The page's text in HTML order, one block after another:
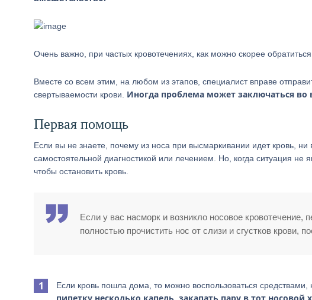
Очень важно, при частых кровотечениях, как можно скорее обратиться
Вместе со всем этим, на любом из этапов, специалист вправе
свертываемости крови. Иногда проблема может заключаться во
Первая помощь
Если вы не знаете, почему из носа при высмаркивании идет кровь, ни
самостоятельной диагностикой или лечением. Но, когда ситуация не
чтобы остановить кровь.
Если у вас насморк и возникло носовое
полностью прочистить нос от слизи и сгустков крови,
Если кровь пошла дома, то можно воспользоваться средствами,